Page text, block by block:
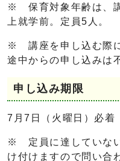
※ 保育対象年齢は、
上就学前。定員5人。
※ 講座を申し込む際に
途中からの申し込みは
申し込み期限
7月7日（火曜日）必着
※ 定員に達していな
け付けますので問い合